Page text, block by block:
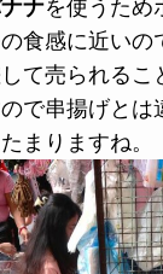
ナを使うため
食感に近いの
て売られるこ
で串揚げとは
まりますね。